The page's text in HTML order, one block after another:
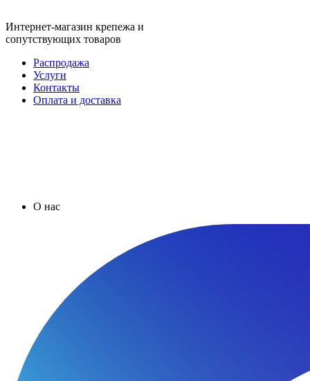
Интернет-магазин крепежа и
сопутствующих товаров
Распродажа
Услуги
Контакты
Оплата и доставка
О нас